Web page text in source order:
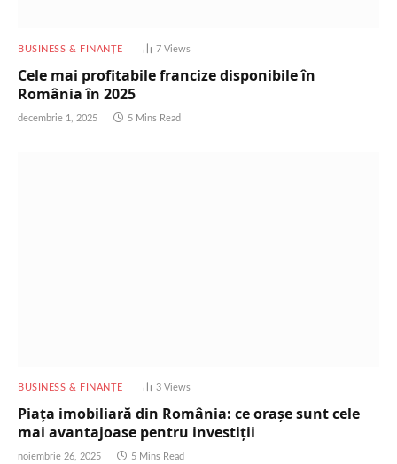
BUSINESS & FINANȚE 7 Views
Cele mai profitabile francize disponibile în
România în 2025
decembrie 1, 2025 5 Mins Read
BUSINESS & FINANȚE 3 Views
Piața imobiliară din România: ce orașe sunt cele
mai avantajoase pentru investiții
noiembrie 26, 2025 5 Mins Read